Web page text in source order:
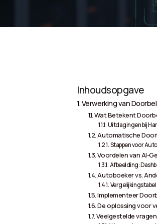
Inhoudsopgave
Verwerking van
Wat Betekent
Uitdagingen bij
Automatische
Stappen voor
Voordelen van AI-
Afbeelding:
Autoboeker vs.
Vergelijkingstabel
Implementeer
De oplossing voor
Veelgestelde vragen